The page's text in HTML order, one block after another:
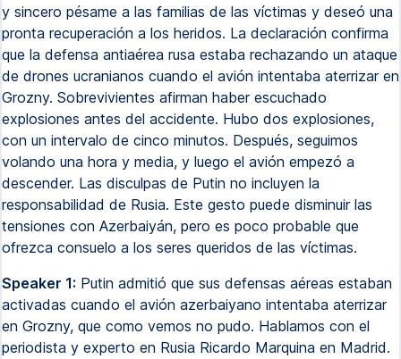
y sincero pésame a las familias de las víctimas y deseó una
pronta recuperación a los heridos. La declaración confirma
que la defensa antiaérea rusa estaba rechazando un ataque
de drones ucranianos cuando el avión intentaba aterrizar en
Grozny. Sobrevivientes afirman haber escuchado
explosiones antes del accidente. Hubo dos explosiones,
con un intervalo de cinco minutos. Después, seguimos
volando una hora y media, y luego el avión empezó a
descender. Las disculpas de Putin no incluyen la
responsabilidad de Rusia. Este gesto puede disminuir las
tensiones con Azerbaiyán, pero es poco probable que
ofrezca consuelo a los seres queridos de las víctimas.
Speaker 1: Putin admitió que sus defensas aéreas estaban
activadas cuando el avión azerbaiyano intentaba aterrizar
en Grozny, que como vemos no pudo. Hablamos con el
periodista y experto en Rusia Ricardo Marquina en Madrid.